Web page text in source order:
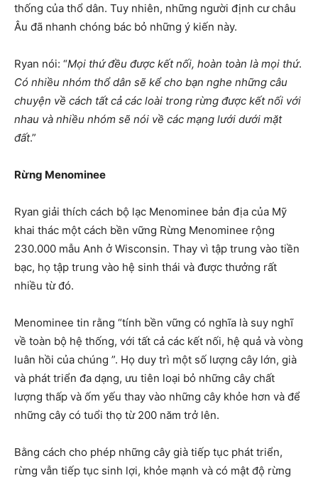
thống của thổ dân. Tuy nhiên, những người định cư châu
Âu đã nhanh chóng bác bỏ những ý kiến này.
Ryan nói: “Mọi thứ đều được kết nối, hoàn toàn là mọi thứ.
Có nhiều nhóm thổ dân sẽ kể cho bạn nghe những câu
chuyện về cách tất cả các loài trong rừng được kết nối với
nhau và nhiều nhóm sẽ nói về các mạng lưới dưới mặt
đất.”
Rừng Menominee
Ryan giải thích cách bộ lạc Menominee bản địa của Mỹ
khai thác một cách bền vững Rừng Menominee rộng
230.000 mẫu Anh ở Wisconsin. Thay vì tập trung vào tiền
bạc, họ tập trung vào hệ sinh thái và được thưởng rất
nhiều từ đó.
Menominee tin rằng “tính bền vững có nghĩa là suy nghĩ
về toàn bộ hệ thống, với tất cả các kết nối, hệ quả và vòng
luân hồi của chúng ”. Họ duy trì một số lượng cây lớn, già
và phát triển đa dạng, ưu tiên loại bỏ những cây chất
lượng thấp và ốm yếu thay vào những cây khỏe hơn và để
những cây có tuổi thọ từ 200 năm trở lên.
Bằng cách cho phép những cây già tiếp tục phát triển,
rừng vẫn tiếp tục sinh lợi, khỏe mạnh và có mật độ rừng